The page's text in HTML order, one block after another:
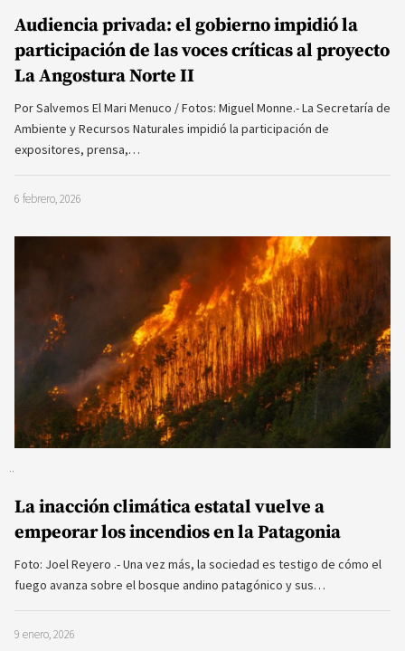
Audiencia privada: el gobierno impidió la
participación de las voces críticas al proyecto
La Angostura Norte II
Por Salvemos El Mari Menuco / Fotos: Miguel Monne.- La Secretaría de
Ambiente y Recursos Naturales impidió la participación de
expositores, prensa,…
6 febrero, 2026
La inacción climática estatal vuelve a
empeorar los incendios en la Patagonia
Foto: Joel Reyero .- Una vez más, la sociedad es testigo de cómo el
fuego avanza sobre el bosque andino patagónico y sus…
9 enero, 2026